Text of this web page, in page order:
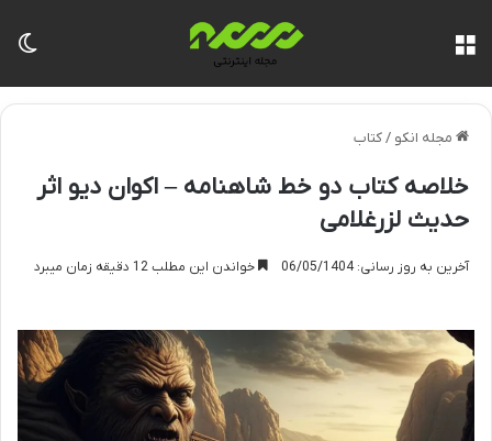
مجله انکو /کتاب
خلاصه کتاب دو خط شاهنامه – اکوان دیو اثر
حدیث لزرغلامی
آخرین به روز رسانی: 06/05/1404 خواندن این مطلب 12 دقیقه زمان میبرد